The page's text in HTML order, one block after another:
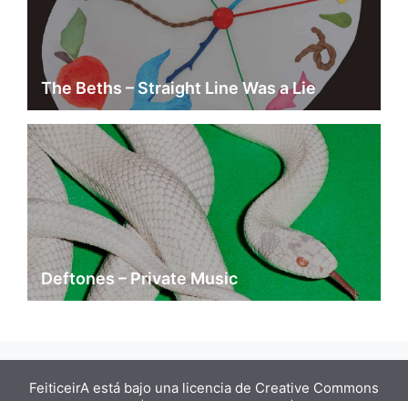
The Beths – Straight Line Was a Lie
Deftones – Private Music
FeiticeirA está bajo una licencia de Creative Commons